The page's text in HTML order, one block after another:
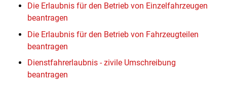
Die Erlaubnis für den Betrieb von Einzelfahrzeugen
beantragen
Die Erlaubnis für den Betrieb von Fahrzeugteilen
beantragen
Dienstfahrerlaubnis - zivile Umschreibung
beantragen